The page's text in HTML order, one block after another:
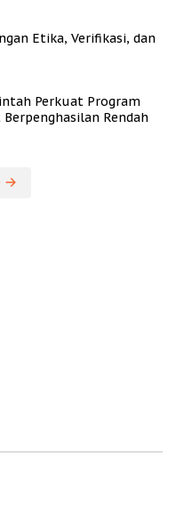
Etika, Verifikasi, dan
Perkuat Program
Rendah